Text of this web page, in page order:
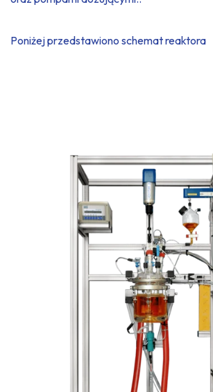
Poniżej przedstawiono schemat reaktora